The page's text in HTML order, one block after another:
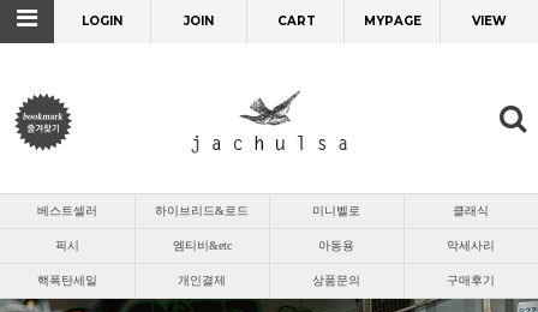
LOGIN JOIN CART MYPAGE VIEW
베스트셀러 하이브리드&로드 미니벨로 클래식
픽시 엠티비&etc 아동용 악세사리
핵폭탄세일 개인결제 상품문의 구매후기